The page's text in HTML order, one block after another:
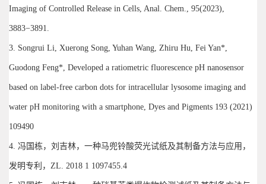
Imaging of Controlled Release in Cells, Anal. Chem., 95(2023),
3883−3891.
3. Songrui Li, Xuerong Song, Yuhan Wang, Zhiru Hu, Fei Yan*,
Guodong Feng*, Developed a ratiometric fluorescence pH nanosensor
based on label-free carbon dots for intracellular lysosome imaging and
water pH monitoring with a smartphone, Dyes and Pigments 193 (2021)
109490
4. 冯国栋，刘吉林，一种马兜铃酸荧光试纸及其制备方法与应用，
发明专利，ZL. 2018 1 1097455.4